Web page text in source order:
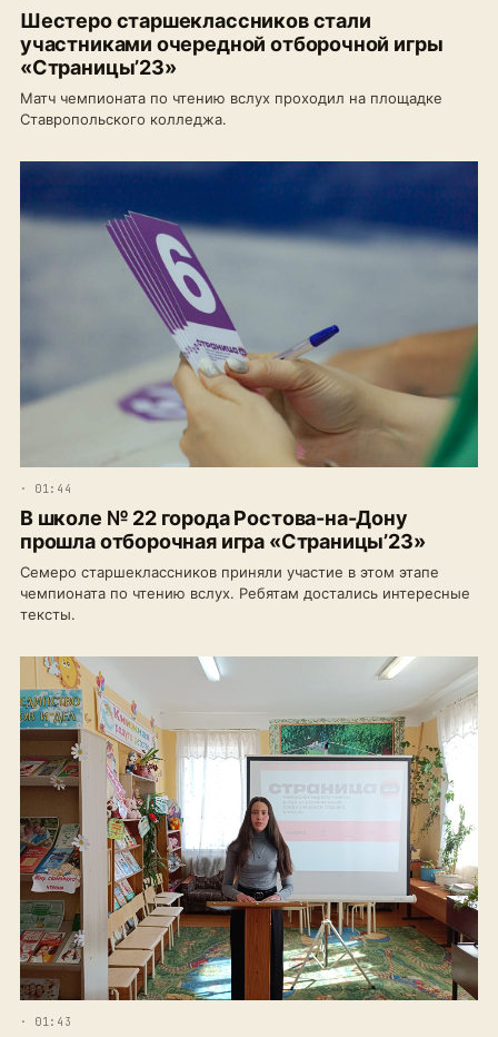
Шестеро старшеклассников стали
участниками очередной отборочной игры
«Страницы’23»
Матч чемпионата по чтению вслух проходил на площадке
Ставропольского колледжа.
· 01:44
В школе № 22 города Ростова-на-Дону
прошла отборочная игра «Страницы’23»
Семеро старшеклассников приняли участие в этом этапе
чемпионата по чтению вслух. Ребятам достались интересные
тексты.
· 01:43